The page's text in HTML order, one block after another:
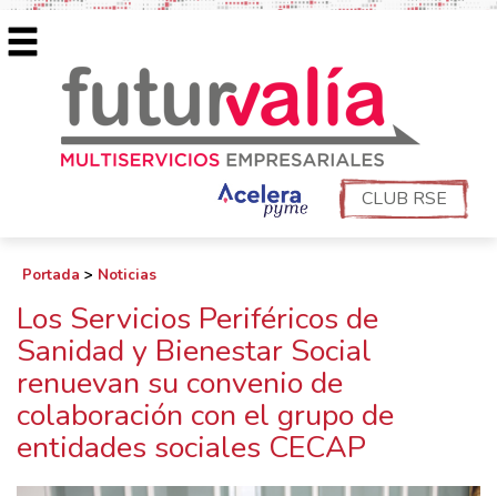
CLUB RSE
Portada > Noticias
Los Servicios Periféricos de
Sanidad y Bienestar Social
renuevan su convenio de
colaboración con el grupo de
entidades sociales CECAP